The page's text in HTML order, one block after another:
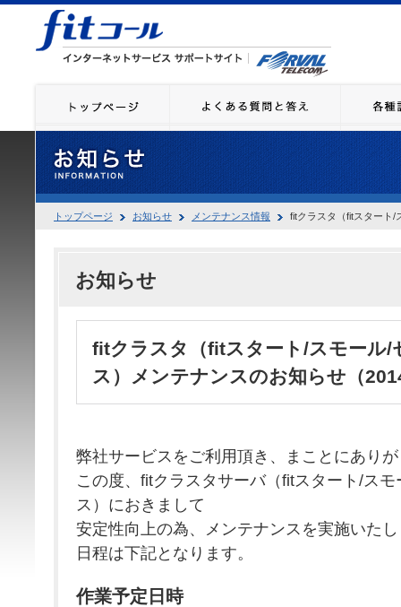
トップページ お知らせ メンテナンス情報 fitクラスタ（fitスタート/
お知らせ
fitクラスタ（fitスタート/スモール/
ス）メンテナンスのお知らせ（
弊社サービスをご利用頂き、まことにあり
この度、fitクラスタサーバ（fitスタート/ス
ス）におきまして
安定性向上の為、メンテナンスを実施いた
日程は下記となります。
作業予定日時